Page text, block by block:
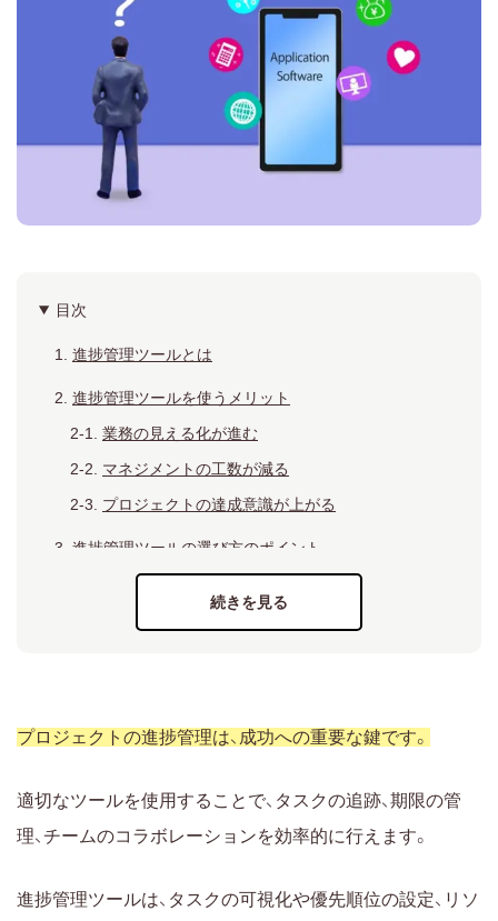
目次
進捗管理ツールとは
進捗管理ツールを使うメリット
業務の見える化が進む
マネジメントの工数が減る
プロジェクトの達成意識が上がる
進捗管理ツールの選び方のポイント
クラウド型かオンプレミス型か
操作性やUIは優れているか
進捗管理におすすめのツール12選
Lychee Redmine
Monday.com
プロジェクトの進捗管理は、成功への重要な鍵です。
適切なツールを使用することで、タスクの追跡、期限の管
理、チームのコラボレーションを効率的に行えます。
進捗管理ツールは、タスクの可視化や優先順位の設定、リソ